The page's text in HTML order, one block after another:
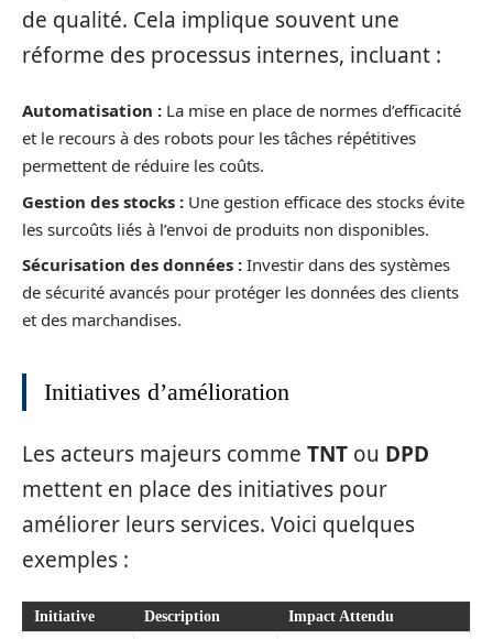
de qualité. Cela implique souvent une
réforme des processus internes, incluant :
Automatisation : La mise en place de normes d’efficacité
et le recours à des robots pour les tâches répétitives
permettent de réduire les coûts.
Gestion des stocks : Une gestion efficace des stocks évite
les surcoûts liés à l’envoi de produits non disponibles.
Sécurisation des données : Investir dans des systèmes
de sécurité avancés pour protéger les données des clients
et des marchandises.
Initiatives d’amélioration
Les acteurs majeurs comme TNT ou DPD
mettent en place des initiatives pour
améliorer leurs services. Voici quelques
exemples :
Initiative Description Impact Attendu